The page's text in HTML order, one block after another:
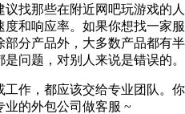
找那些在附近网吧玩游戏的人
和响应率。如果你想找一家服
分产品外，大多数产品都有半
问题，对别人来说是错误的。
作，都应该交给专业团队。你
业的外包公司做客服 ~